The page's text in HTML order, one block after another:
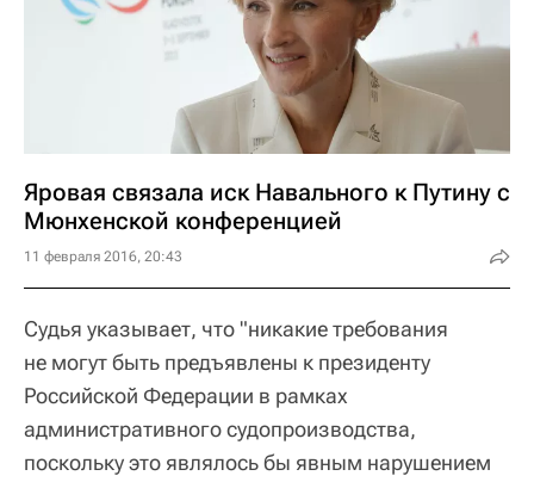
Яровая связала иск Навального к Путину с
Мюнхенской конференцией
11 февраля 2016, 20:43
Судья указывает, что "никакие требования
не могут быть предъявлены к президенту
Российской Федерации в рамках
административного судопроизводства,
поскольку это являлось бы явным нарушением